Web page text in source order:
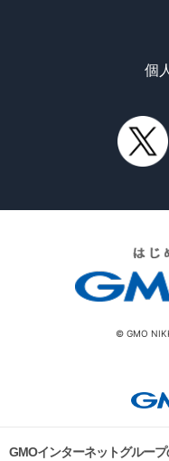
個
© GMO
GMOインターネットグルー